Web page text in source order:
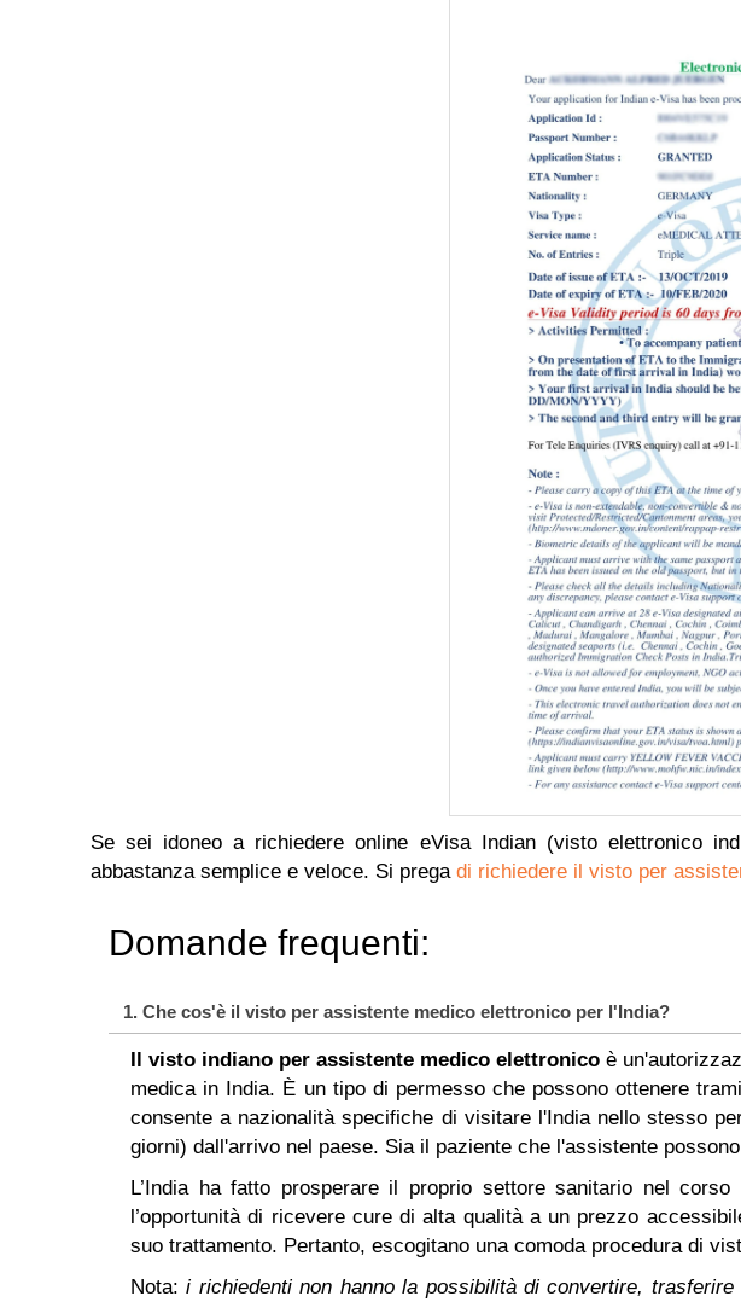
Se sei idoneo a richiedere online eVisa Indian (visto elettronico
abbastanza semplice e veloce. Si prega di richiedere il visto per
Domande frequenti:
1. Che cos'è il visto per assistente medico elettronico per l'India?
Il visto indiano per assistente medico elettronico è
medica in India. È un tipo di permesso che possono ottenere
consente a nazionalità specifiche di visitare l'India nello stesso
giorni) dall'arrivo nel paese. Sia il paziente che l'assistente
L’India ha fatto prosperare il proprio settore sanitario nel
l’opportunità di ricevere cure di alta qualità a un prezzo
suo trattamento. Pertanto, escogitano una comoda procedura di
Nota:i richiedenti non hanno la possibilità di convertire,